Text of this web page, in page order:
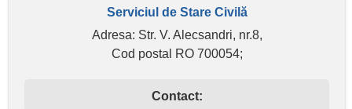
Serviciul de Stare Civilă
Adresa: Str. V. Alecsandri, nr.8,
Cod postal RO 700054;
Contact: